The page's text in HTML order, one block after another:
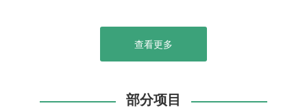
查看更多
部分项目